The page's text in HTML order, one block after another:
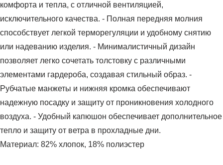
комфорта и тепла, с отличной вентиляцией,
исключительного качества. - Полная передняя молния
способствует легкой терморегуляции и удобному снятию
или надеванию изделия. - Минималистичный дизайн
позволяет легко сочетать толстовку с различными
элементами гардероба, создавая стильный образ. -
Рубчатые манжеты и нижняя кромка обеспечивают
надежную посадку и защиту от проникновения холодного
воздуха. - Удобный капюшон обеспечивает дополнительное
тепло и защиту от ветра в прохладные дни.
Материал: 82% хлопок, 18% полиэстер